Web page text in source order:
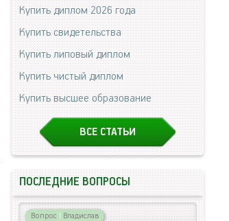
Купить диплом 2026 года
Купить свидетельства
Купить липовый диплом
Купить чистый диплом
Купить высшее образование
ВСЕ СТАТЬИ
ПОСЛЕДНИЕ ВОПРОСЫ
Вопрос | Владислав